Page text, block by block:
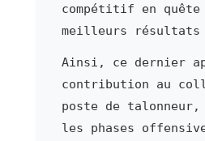
compétitif en quête
meilleurs résultats
Ainsi, ce dernier
contribution au
poste de talonneur,
les phases